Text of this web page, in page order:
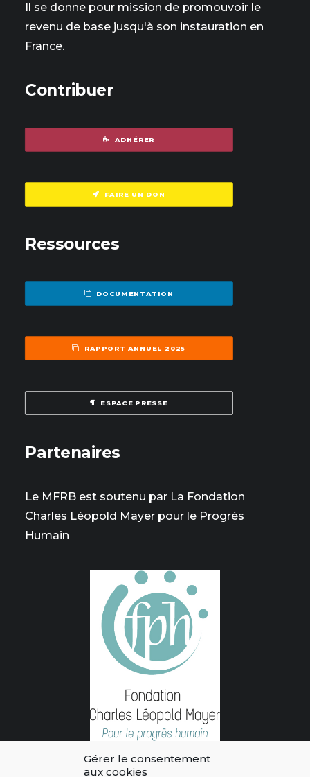
Gérer le consentement
aux cookies
Il se donne pour mission de promouvoir le
revenu de base jusqu'à son instauration en
France.
Contribuer
ADHÉRER
FAIRE UN DON
Ressources
DOCUMENTATION
RAPPORT ANNUEL 2025
ESPACE PRESSE
Partenaires
Le MFRB est soutenu par La Fondation
Charles Léopold Mayer pour le Progrès
Humain